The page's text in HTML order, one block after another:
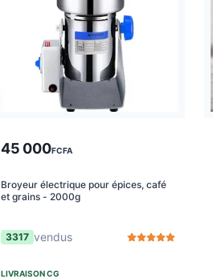
45 000FCFA
Broyeur électrique pour épices, café
et grains - 2000g
3317 vendus
LIVRAISONCG